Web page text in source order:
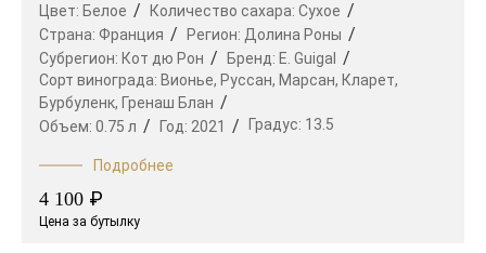
Цвет: Белое Количество сахара: Сухое
Страна: Франция Регион: Долина Роны
Субрегион: Кот дю Рон Бренд: E. Guigal
Сорт винограда: Вионье, Руссан, Марсан, Кларет,
Бурбуленк, Гренаш Блан
Объем: 0.75 л Год: 2021 Градус: 13.5
Подробнее
4 100 ₽
Цена за бутылку